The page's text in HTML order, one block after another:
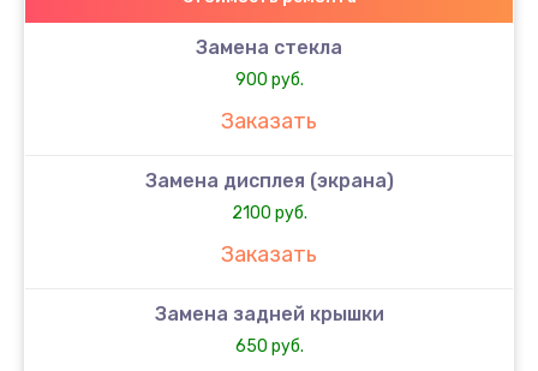
Замена стекла
900 руб.
Заказать
Замена дисплея (экрана)
2100 руб.
Заказать
Замена задней крышки
650 руб.